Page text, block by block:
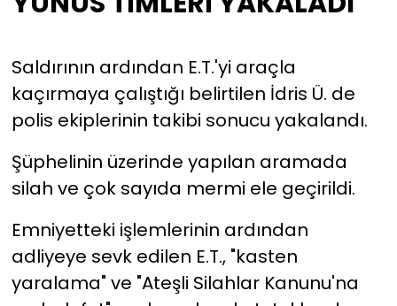
Saldırının ardından E.T.'yi araçla
kaçırmaya çalıştığı belirtilen İdris Ü. de
polis ekiplerinin takibi sonucu yakalandı.
Şüphelinin üzerinde yapılan aramada
silah ve çok sayıda mermi ele geçirildi.
Emniyetteki işlemlerinin ardından
adliyeye sevk edilen E.T., "kasten
yaralama" ve "Ateşli Silahlar Kanunu'na